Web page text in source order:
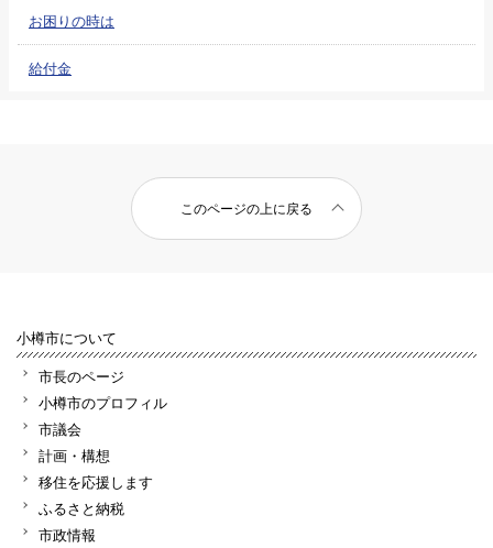
お困りの時は
給付金
このページの上に戻る
小樽市について
市長のページ
小樽市のプロフィル
市議会
計画・構想
移住を応援します
ふるさと納税
市政情報